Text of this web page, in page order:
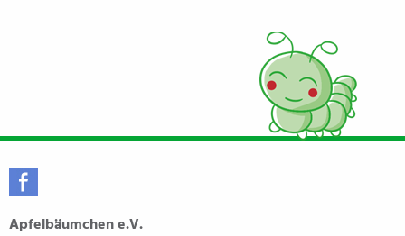
Apfelbäumchen e.V.